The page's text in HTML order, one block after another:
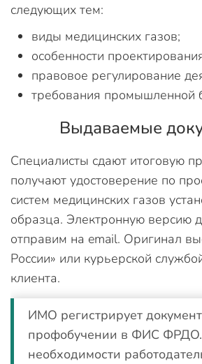
следующих тем:
виды медицинских газов;
особенности
правовое регулирование
требования промышленной
Выдаваемые
Специалисты сдают итоговую
получают удостоверение по
систем медицинских газов
образца. Электронную версию
отправим на email. Оригинал
России» или курьерской
клиента.
ИМО регистрирует
профобучении в ФИС
необходимости